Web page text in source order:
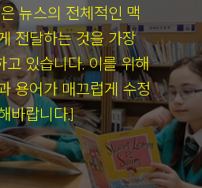
뉴스의 전체적인 맥
전달하는 것을 가장
고 있습니다. 이를 위해
용어가 매끄럽게 수정
바랍니다.]
러 건축이 공
되살리는 방
법